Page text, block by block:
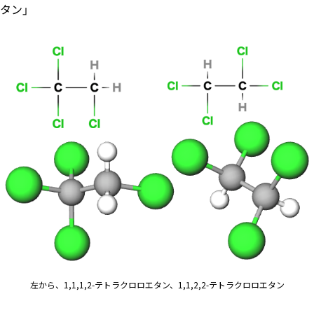
タン」
左から、1,1,1,2-テトラクロロエタン、1,1,2,2-テトラクロロエタン